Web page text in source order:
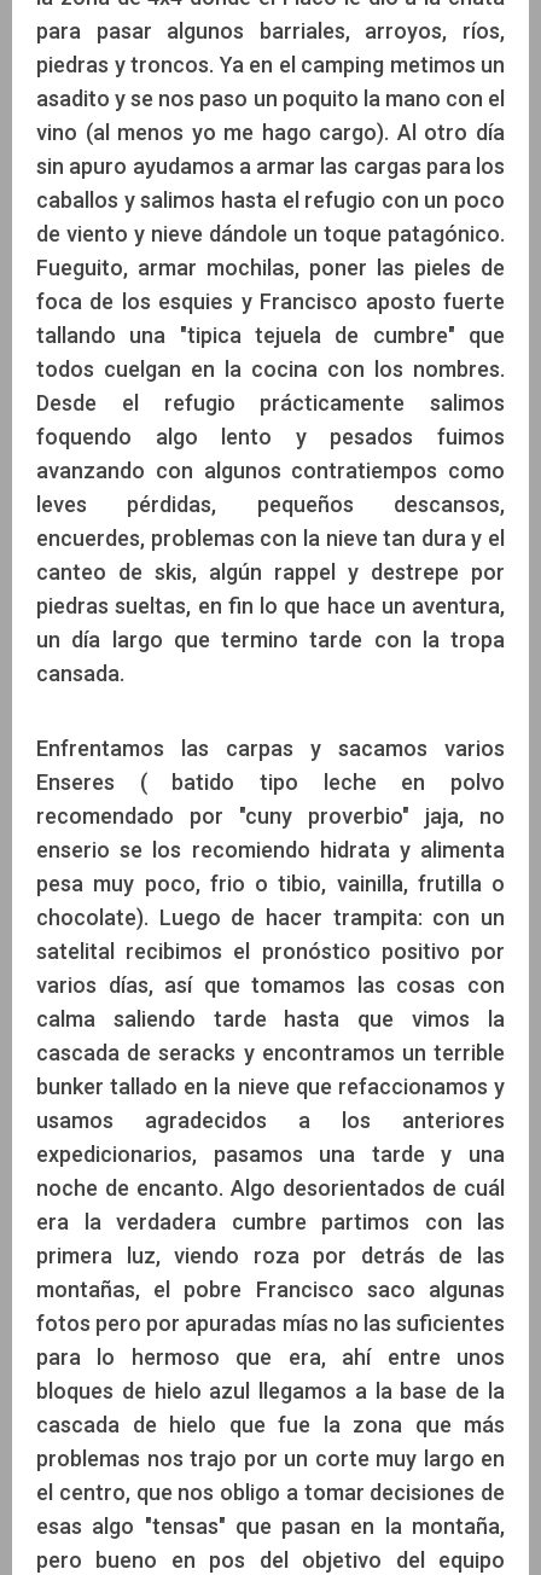
para pasar algunos barriales, arroyos, ríos,
piedras y troncos. Ya en el camping metimos un
asadito y se nos paso un poquito la mano con el
vino (al menos yo me hago cargo). Al otro día
sin apuro ayudamos a armar las cargas para los
caballos y salimos hasta el refugio con un poco
de viento y nieve dándole un toque patagónico.
Fueguito, armar mochilas, poner las pieles de
foca de los esquies y Francisco aposto fuerte
tallando una "tipica tejuela de cumbre" que
todos cuelgan en la cocina con los nombres.
Desde el refugio prácticamente salimos
foquendo algo lento y pesados fuimos
avanzando con algunos contratiempos como
leves pérdidas, pequeños descansos,
encuerdes, problemas con la nieve tan dura y el
canteo de skis, algún rappel y destrepe por
piedras sueltas, en fin lo que hace un aventura,
un día largo que termino tarde con la tropa
cansada.
Enfrentamos las carpas y sacamos varios
Enseres ( batido tipo leche en polvo
recomendado por "cuny proverbio" jaja, no
enserio se los recomiendo hidrata y alimenta
pesa muy poco, frio o tibio, vainilla, frutilla o
chocolate). Luego de hacer trampita: con un
satelital recibimos el pronóstico positivo por
varios días, así que tomamos las cosas con
calma saliendo tarde hasta que vimos la
cascada de seracks y encontramos un terrible
bunker tallado en la nieve que refaccionamos y
usamos agradecidos a los anteriores
expedicionarios, pasamos una tarde y una
noche de encanto. Algo desorientados de cuál
era la verdadera cumbre partimos con las
primera luz, viendo roza por detrás de las
montañas, el pobre Francisco saco algunas
fotos pero por apuradas mías no las suficientes
para lo hermoso que era, ahí entre unos
bloques de hielo azul llegamos a la base de la
cascada de hielo que fue la zona que más
problemas nos trajo por un corte muy largo en
el centro, que nos obligo a tomar decisiones de
esas algo "tensas" que pasan en la montaña,
pero bueno en pos del objetivo del equipo